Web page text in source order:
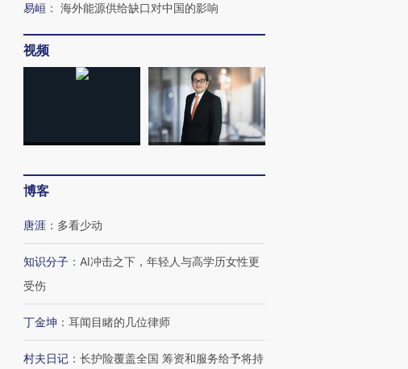
易峘 ： 海外能源供给缺口对中国的影响
视频
博客
唐涯 ： 多看少动
知识分子 ： AI冲击之下，年轻人与高学历女性更
受伤
丁金坤 ： 耳闻目睹的几位律师
村夫日记 ： 长护险覆盖全国 筹资和服务给予将持